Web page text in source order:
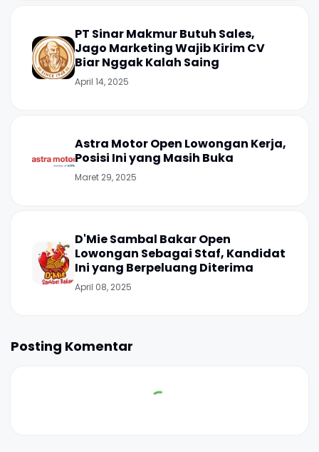
PT Sinar Makmur Butuh Sales,
Jago Marketing Wajib Kirim CV
Biar Nggak Kalah Saing
April 14, 2025
Astra Motor Open Lowongan Kerja,
Posisi Ini yang Masih Buka
Maret 29, 2025
D'Mie Sambal Bakar Open
Lowongan Sebagai Staf, Kandidat
Ini yang Berpeluang Diterima
April 08, 2025
Posting Komentar